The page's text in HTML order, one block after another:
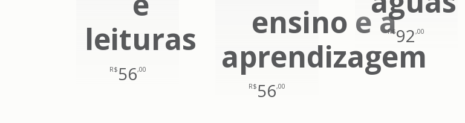
leituras
R$ 56,00
ensino e a
aprendizagem
R$ 56,00
R$92,00